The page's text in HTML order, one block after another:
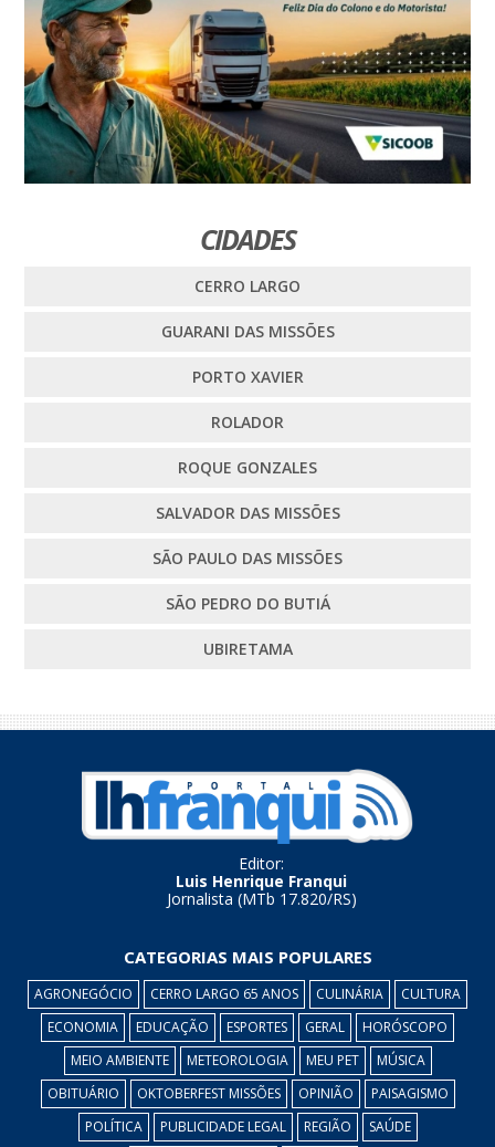
CIDADES
CERRO LARGO
GUARANI DAS MISSÕES
PORTO XAVIER
ROLADOR
ROQUE GONZALES
SALVADOR DAS MISSÕES
SÃO PAULO DAS MISSÕES
SÃO PEDRO DO BUTIÁ
UBIRETAMA
Editor:
Luis Henrique Franqui
Jornalista (MTb 17.820/RS)
CATEGORIAS MAIS POPULARES
AGRONEGÓCIO CERRO LARGO 65 ANOS CULINÁRIA
CULTURA
ECONOMIA
EDUCAÇÃO ESPORTES GERAL
HORÓSCOPO
MEIO AMBIENTE
METEOROLOGIA MEU PET
MÚSICA
OBITUÁRIO
OKTOBERFEST MISSÕES OPINIÃO
PAISAGISMO
POLÍTICA
PUBLICIDADE LEGAL REGIÃO SAÚDE